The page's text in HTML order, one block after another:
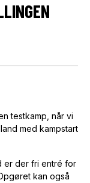
testkamp, når vi
med kampstart
er der fri entré for
kan også